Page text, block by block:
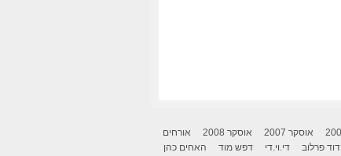
אוסקר 2007 אוסקר 2008
אורחים
דוד פרלוב די.וי.די דפש מוד האחים כהן